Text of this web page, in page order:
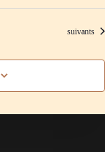
suivants